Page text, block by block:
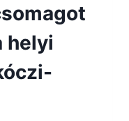
helyi